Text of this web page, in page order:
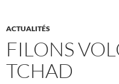
ACTUALITÉS
FILONS
TCHAD